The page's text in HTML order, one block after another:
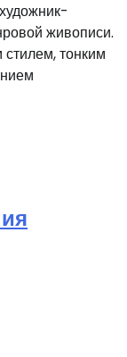
живописи.
тонким